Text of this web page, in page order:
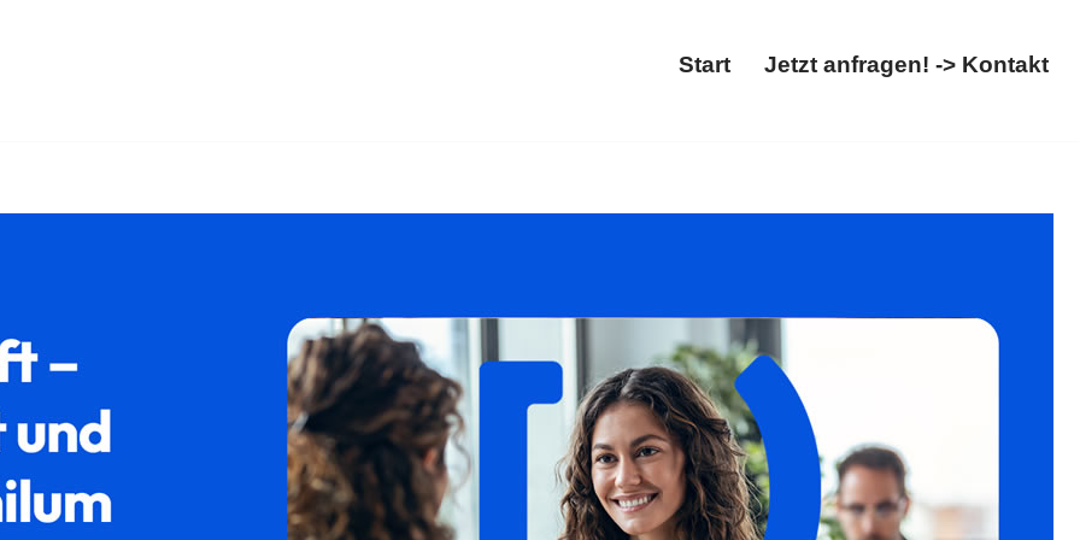
Start Jetzt anfragen! -> Kontakt
✓Abschiebung in 88299 Leutkirch (Allgäu) – ➡️ 𝐟𝐚𝐦𝐢𝐥𝐮𝐦, Ihr Rechtsanwalt. Zusammen erreichen wir mehr ✉.